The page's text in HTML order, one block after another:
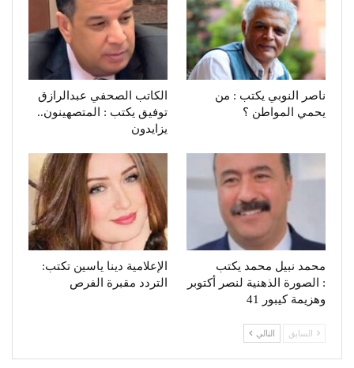
ناصر النوبي يكتب : من
يحمي المواطن ؟
‬توفيق يكتب : المتصهينون‭..
‬يزايدون
محمد نبيل محمد يكتب
: الصورة الذهنية لنصر أكتوبر
وهزيمة كيبور 41
الإعلامية دينا ياسين تكتب:
التردد مقبرة الفرص
السابق التالي